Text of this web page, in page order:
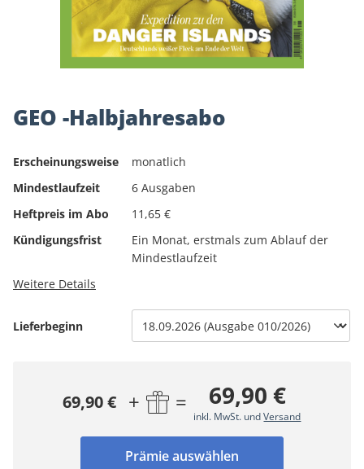
GEO -Halbjahresabo
Erscheinungsweise
monatlich
Mindestlaufzeit
6 Ausgaben
Heftpreis im Abo
11,65 €
Kündigungsfrist
Ein Monat, erstmals zum Ablauf der
Mindestlaufzeit
Weitere Details
Lieferbeginn
69,90 € + = 69,90 €
inkl. MwSt. undVersand
Prämie auswählen